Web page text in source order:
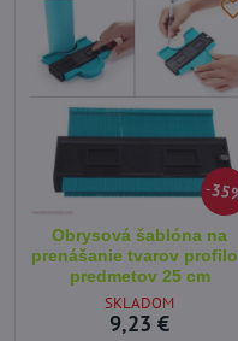
Obrysová šablóna na
prenášanie tvarov
predmetov 25 cm
SKLADOM
9,23 €